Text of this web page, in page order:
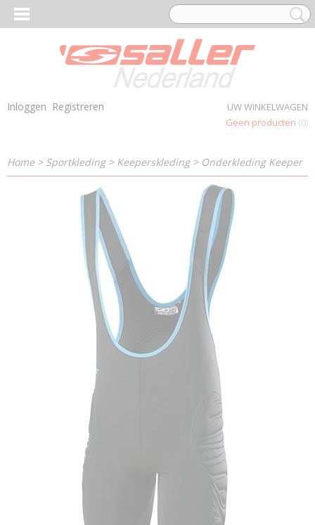
Inloggen Registreren
UW WINKELWAGEN
Geen producten (0)
Home> Sportkleding> Keeperskleding> Onderkleding Keeper